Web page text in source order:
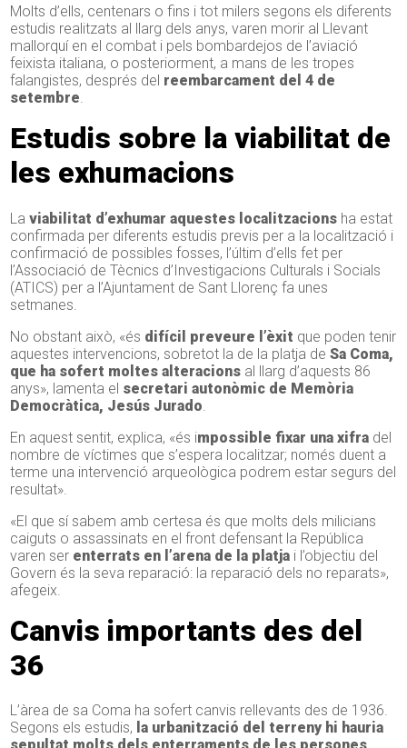
Molts d’ells, centenars o fins i tot milers segons els diferents
estudis realitzats al llarg dels anys, varen morir al Llevant
mallorquí en el combat i pels bombardejos de l’aviació
feixista italiana, o posteriorment, a mans de les tropes
falangistes, després del reembarcament del 4 de
setembre.
Estudis sobre la viabilitat de
les exhumacions
Laviabilitat d’exhumar aquestes localitzacions ha estat
confirmada per diferents estudis previs per a la localització i
confirmació de possibles fosses, l’últim d’ells fet per
l’Associació de Tècnics d’Investigacions Culturals i Socials
(ATICS) per a l’Ajuntament de Sant Llorenç fa unes
setmanes.
No obstant això, «és difícil preveure l’èxit que poden tenir
aquestes intervencions, sobretot la de la platja de Sa Coma,
que ha sofert moltes alteracions al llarg d’aquests 86
anys», lamenta el secretari autonòmic de Memòria
Democràtica, Jesús Jurado
En aquest sentit, explica, «és impossible fixar una xifra del
nombre de víctimes que s’espera localitzar; només duent a
terme una intervenció arqueològica podrem estar segurs del
resultat».
«El que sí sabem amb certesa és que molts dels milicians
caiguts o assassinats en el front defensant la República
varen ser enterrats en l’arena de la platja i l’objectiu del
Govern és la seva reparació: la reparació dels no reparats»,
afegeix.
Canvis importants des del
36
L’àrea de sa Coma ha sofert canvis rellevants des de 1936.
Segons els estudis, la urbanització del terreny hi hauria